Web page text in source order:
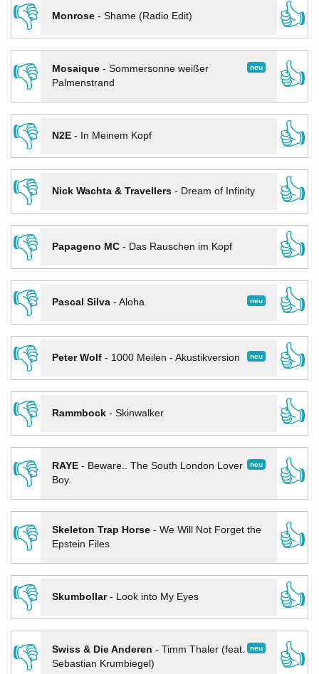
👎
Monrose- Shame (Radio Edit)
👍
👎
neu
Mosaique- Sommersonne weißer
Palmenstrand
👍
👎
N2E- In Meinem Kopf
👍
👎
Nick Wachta & Travellers- Dream of Infinity
👍
👎
Papageno MC- Das Rauschen im Kopf
👍
👎
neu
Pascal Silva- Aloha
👍
👎
neu
Peter Wolf- 1000 Meilen - Akustikversion
👍
👎
Rammbock- Skinwalker
👍
👎
neu
RAYE- Beware.. The South London Lover
Boy.
👍
👎 Skeleton Trap Horse- We Will Not Forget the
Epstein Files
👍
👎
Skumbollar- Look into My Eyes
👍
👎
neu
Swiss & Die Anderen - Timm Thaler (feat.
Sebastian Krumbiegel)
👍